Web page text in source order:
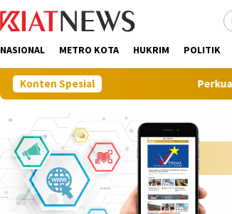
NASIONAL METRO KOTA HUKRIM POLITIK
Konten Spesial Perkuat Sinergi